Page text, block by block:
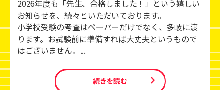
2026年度も「先生、合格しました！」という嬉しい
お知らせを、続々といただいております。
小学校受験の考査はペーパーだけでなく、多岐に渡
ります。お試験前に準備すれば大丈夫というもので
はございません。...
続きを読む